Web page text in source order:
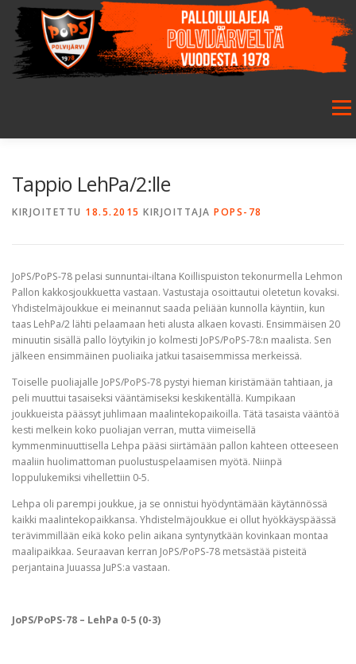
Siirry
sisältöön
GALLERIA
Tappio LehPa/2:lle
KIRJOITETTU 18.5.2015 KIRJOITTAJA POPS-78
JoPS/PoPS-78 pelasi sunnuntai-iltana Koillispuiston tekonurmella Lehmon
Pallon kakkosjoukkuetta vastaan. Vastustaja osoittautui oletetun kovaksi.
Yhdistelmäjoukkue ei meinannut saada peliään kunnolla käyntiin, kun
taas LehPa/2 lähti pelaamaan heti alusta alkaen kovasti. Ensimmäisen 20
minuutin sisällä pallo löytyikin jo kolmesti JoPS/PoPS-78:n maalista. Sen
jälkeen ensimmäinen puoliaika jatkui tasaisemmissa merkeissä.
Toiselle puoliajalle JoPS/PoPS-78 pystyi hieman kiristämään tahtiaan, ja
peli muuttui tasaiseksi vääntämiseksi keskikentällä. Kumpikaan
joukkueista päässyt juhlimaan maalintekopaikoilla. Tätä tasaista vääntöä
kesti melkein koko puoliajan verran, mutta viimeisellä
kymmenminuuttisella Lehpa pääsi siirtämään pallon kahteen otteeseen
maaliin huolimattoman puolustuspelaamisen myötä. Niinpä
loppulukemiksi vihellettiin 0-5.
Lehpa oli parempi joukkue, ja se onnistui hyödyntämään käytännössä
kaikki maalintekopaikkansa. Yhdistelmäjoukkue ei ollut hyökkäyspäässä
terävimmillään eikä koko pelin aikana syntynytkään kovinkaan montaa
maalipaikkaa. Seuraavan kerran JoPS/PoPS-78 metsästää pisteitä
perjantaina Juuassa JuPS:a vastaan.
JoPS/PoPS-78 – LehPa 0-5 (0-3)